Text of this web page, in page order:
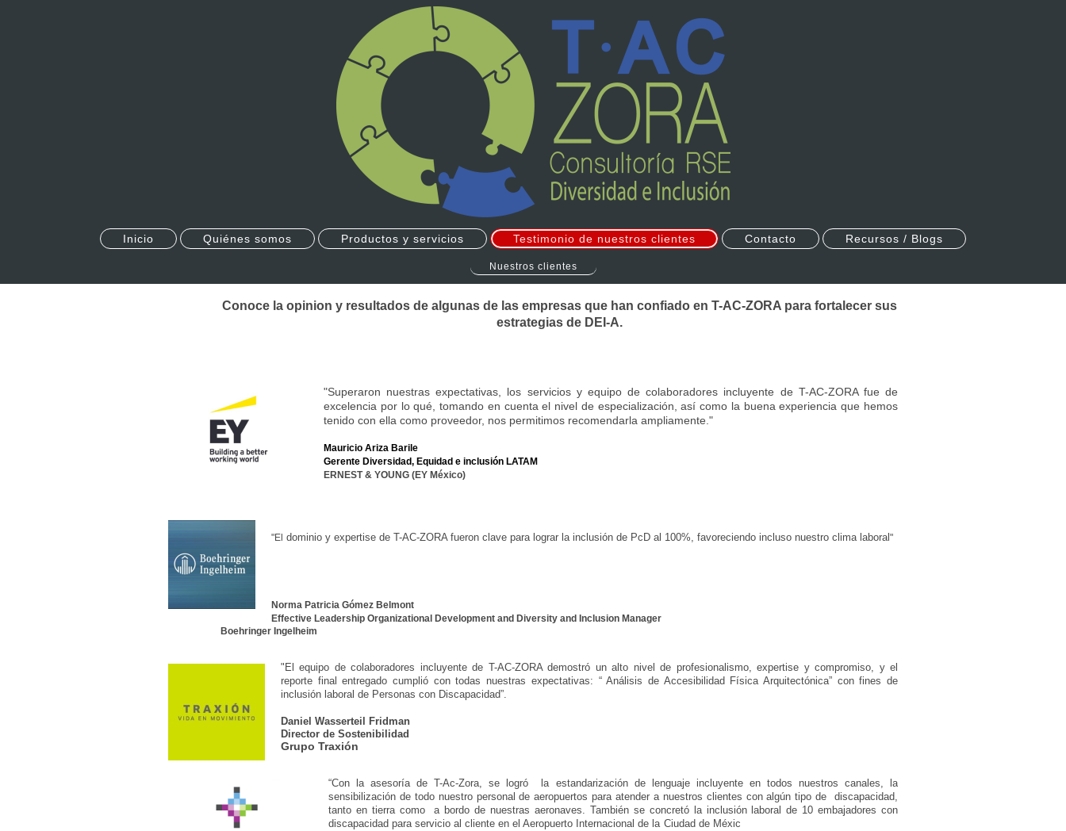
Inicio Quiénes somos Productos y servicios Testimonio de nuestros clientes Contacto Recursos / Blogs
Nuestros clientes
Conoce la opinion y resultados de algunas de las empresas que han confiado en T-AC-ZORA para fortalecer sus
estrategias de DEI-A.
"Superaron nuestras expectativas, los servicios y equipo de colaboradores incluyente de T-AC-ZORA fue de
excelencia por lo qué, tomando en cuenta el nivel de especialización, así como la buena experienciaque hemos
tenido con ella como proveedor, nos permitimos recomendarla ampliamente."
Mauricio Ariza Barile
Gerente Diversidad, Equidad e inclusión LATAM
ERNEST & YOUNG (EY México)
"El dominio y expertise de T-AC-ZORA fueron clave para lograr la inclusión de PcD al 100%, favoreciendo incluso nuestro clima laboral"
Norma Patricia Gómez Belmont
Effective Leadership Organizational Development and Diversity and Inclusion Manager
Boehringer Ingelheim
"El equipo de colaboradores incluyente de T-AC-ZORA demostró un alto nivel de profesionalismo, expertise y compromiso, y el
reporte final entregado cumplió con todas nuestras expectativas: “ Análisis de Accesibilidad Física Arquitectónica” con fines de
inclusión laboral de Personas con Discapacidad”.
Daniel Wasserteil Fridman
Director de Sostenibilidad
Grupo Traxión
“Con la asesoría de T-Ac-Zora, se logró la estandarización de lenguaje incluyente en todos nuestros canales, la
sensibilización de todo nuestro personal de aeropuertos para atender a nuestros clientes con algún tipo de discapacidad,
tanto en tierra como a bordo de nuestras aeronaves. También se concretó la inclusión laboral de 10 embajadores con
discapacidad para servicio al cliente en el Aeropuerto Internacional de la Ciudad de Méxic